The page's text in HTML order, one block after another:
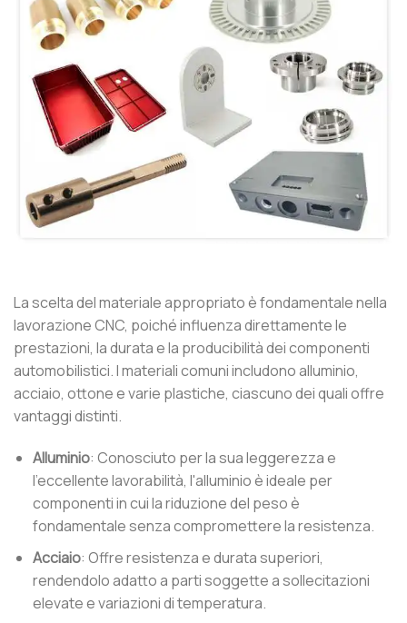
La scelta del materiale appropriato è fondamentale nella
lavorazione CNC, poiché influenza direttamente le
prestazioni, la durata e la producibilità dei componenti
automobilistici. I materiali comuni includono alluminio,
acciaio, ottone e varie plastiche, ciascuno dei quali offre
vantaggi distinti.
Alluminio: Conosciuto per la sua leggerezza e
l'eccellente lavorabilità, l'alluminio è ideale per
componenti in cui la riduzione del peso è
fondamentale senza compromettere la resistenza.
Acciaio: Offre resistenza e durata superiori,
rendendolo adatto a parti soggette a sollecitazioni
elevate e variazioni di temperatura.